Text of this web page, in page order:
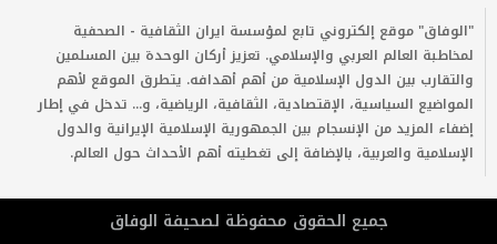
"الوفاق" موقع إلكتروني تابع لمؤسسة ايران الثقافية - الصحفية
لمخاطبة العالم العربي والإسلامي. تعزيز أركان الوحدة بين المسلمين
والتقارب بين الدول الإسلامية من أهم أهدافه. يتطرق الموقع لأهم
المواضيع السياسية، الإقتصادية، الثقافية، الرياضية، و... تدخل في إطار
إضفاء المزيد من الإنسجام بين الجمهورية الإسلامية الإيرانية والدول
الإسلامية والعربية، بالإضافة إلى تغطيته أهم الأحداث حول العالم.
جمیع الحقوق محفوظة لصحیفة الوفاق